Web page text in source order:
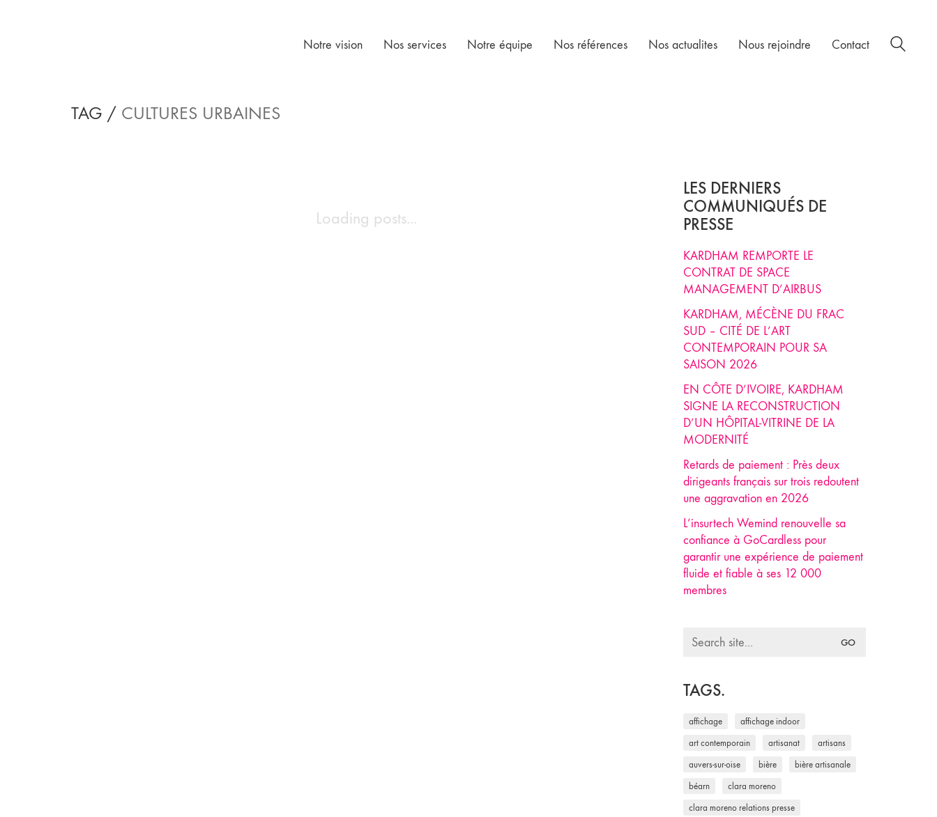
Notre vision Nos services Notre équipe Nos références Nos actualites Nous rejoindre Contact
TAG / CULTURES URBAINES
Loading posts...
LES DERNIERS
COMMUNIQUÉS DE
PRESSE
KARDHAM REMPORTE LE
CONTRAT DE SPACE
MANAGEMENT D’AIRBUS
KARDHAM, MÉCÈNE DU FRAC
SUD – CITÉ DE L’ART
CONTEMPORAIN POUR SA
SAISON 2026
EN CÔTE D’IVOIRE, KARDHAM
SIGNE LA RECONSTRUCTION
D’UN HÔPITAL-VITRINE DE LA
MODERNITÉ
Retards de paiement : Près deux
dirigeants français sur trois redoutent
une aggravation en 2026
L’insurtech Wemind renouvelle sa
confiance à GoCardless pour
garantir une expérience de paiement
fluide et fiable à ses 12 000
membres
Search
TAGS.
affichage affichage indoor
art contemporain artisanat artisans
auvers-sur-oise bière bière artisanale
béarn clara moreno
clara moreno relations presse